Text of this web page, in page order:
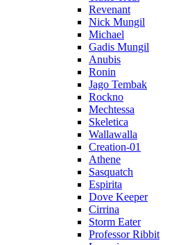
Revenant
Nick Mungil
Michael
Gadis Mungil
Anubis
Ronin
Jago Tembak
Rockno
Mechtessa
Skeletica
Wallawalla
Creation-01
Athene
Sasquatch
Espirita
Dove Keeper
Cirrina
Storm Eater
Professor Ribbit